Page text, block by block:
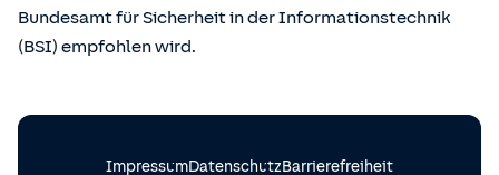
Bundesamt für Sicherheit in der Informationstechnik
(BSI) empfohlen wird.
ImpressumDatenschutzBarrierefreiheit